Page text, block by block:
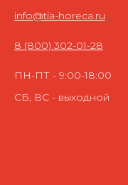
info@tia-horeca.ru
8 (800) 302-01-28
ПН-ПТ - 9:00-18:00
СБ, ВС - выходной